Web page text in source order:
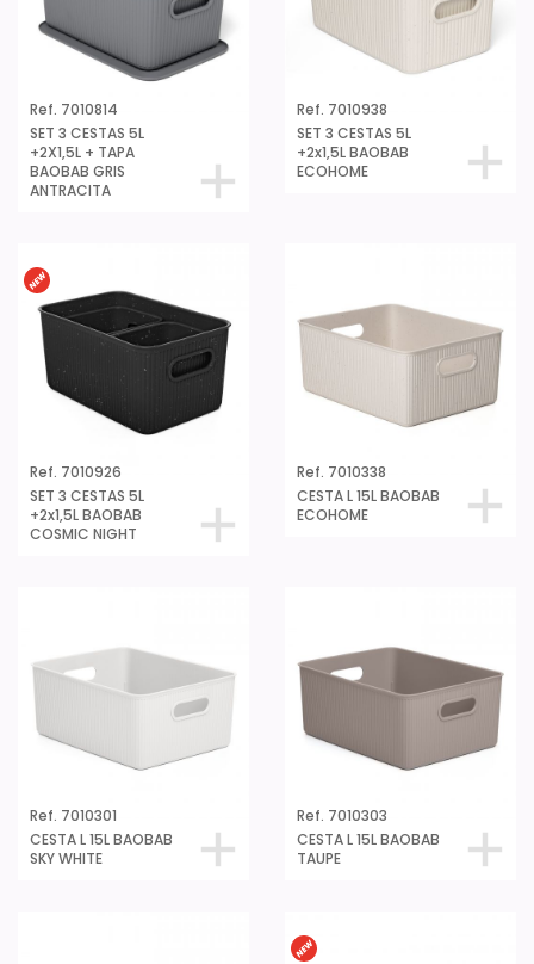
Ref. 7010814
SET 3 CESTAS 5L
+2X1,5L + TAPA
BAOBAB GRIS
ANTRACITA
Ref. 7010938
SET 3 CESTAS 5L
+2x1,5L BAOBAB
ECOHOME
Ref. 7010926
SET 3 CESTAS 5L
+2x1,5L BAOBAB
COSMIC NIGHT
Ref. 7010338
CESTA L 15L BAOBAB
ECOHOME
Ref. 7010301
CESTA L 15L BAOBAB
SKY WHITE
Ref. 7010303
CESTA L 15L BAOBAB
TAUPE